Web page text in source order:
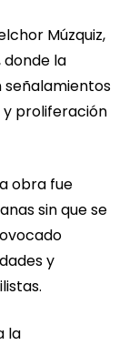
Múzquiz,
donde la
y proliferación
obra fue
sin que se
y
la